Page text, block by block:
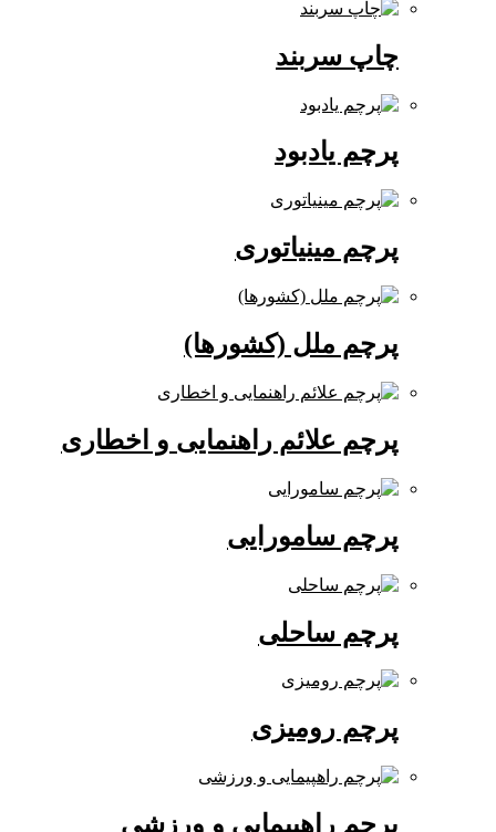
چاپ سربند
پرچم یادبود
پرچم مینیاتوری
پرچم ملل (کشورها)
پرچم علائم راهنمایی و اخطاری
پرچم سامورایی
پرچم ساحلی
پرچم رومیزی
پرچم راهپیمایی و ورزشی